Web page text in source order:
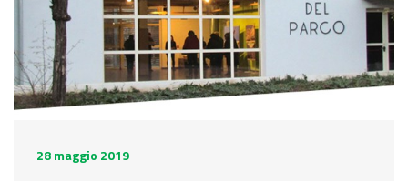
28 maggio 2019